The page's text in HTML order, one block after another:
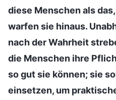
diese Menschen als
warfen sie hinaus.
nach der Wahrheit
die Menschen ihre
so gut sie können; sie
einsetzen, um